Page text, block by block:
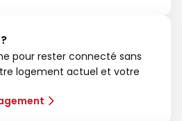
pour rester connecté sans
logement actuel et votre